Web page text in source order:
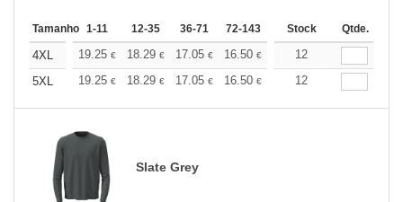
Tamanho 1-11 12-35 36-71 72-143 144-287 288 +
Stock Qtde.
4XL 19.25 € 18.29 € 17.05 € 16.50 € 15.68€
12
5XL
19.25 € 18.29 € 17.05 € 16.50 € 15.68€
12
Slate Grey